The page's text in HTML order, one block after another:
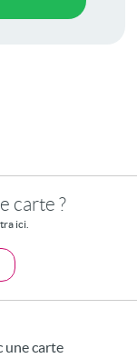
carte ?
ici.
une carte